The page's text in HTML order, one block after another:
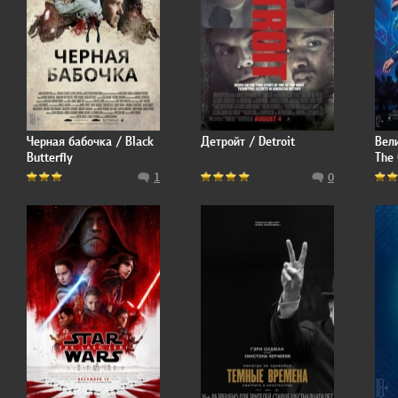
Черная бабочка / Black
Butterfly
1
Детройт / Detroit
0
The